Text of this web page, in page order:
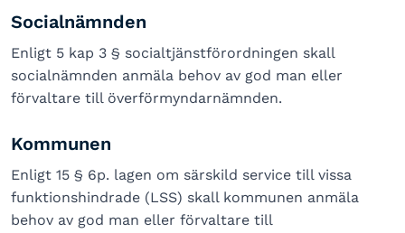
Socialnämnden
Enligt 5 kap 3 § socialtjänstförordningen skall
socialnämnden anmäla behov av god man eller
förvaltare till överförmyndarnämnden.
Kommunen
Enligt 15 § 6p. lagen om särskild service till vissa
funktionshindrade (LSS) skall kommunen anmäla
behov av god man eller förvaltare till